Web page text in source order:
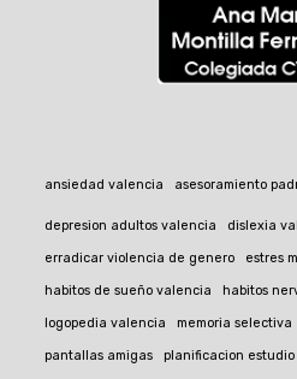
ansiedad valencia asesoramiento
depresion adultos valencia dislexia
erradicar violencia de genero estres
habitos de sueño valencia habitos
logopedia valencia memoria selectiva
pantallas amigas planificacion estudio